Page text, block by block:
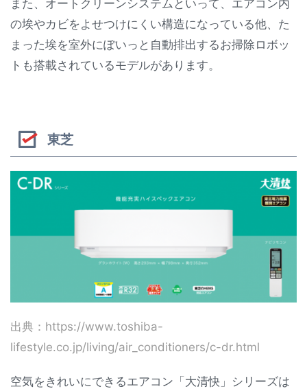
また、オートクリーンシステムといって、エアコン内
の埃やカビをよせつけにくい構造になっている他、た
まった埃を室外にぽいっと自動排出するお掃除ロボッ
トも搭載されているモデルがあります。
東芝
出典：https://www.toshiba-
lifestyle.co.jp/living/air_conditioners/c-dr.html
空気をきれいにできるエアコン「大清快」シリーズは